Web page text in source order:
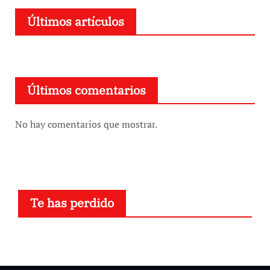
Últimos artículos
Últimos comentarios
No hay comentarios que mostrar.
Te has perdido